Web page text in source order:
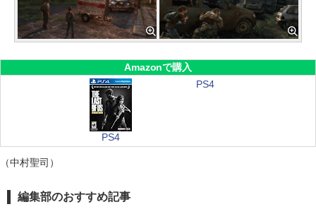
Amazonで購入
PS4
PS4
（中村聖司）
編集部のおすすめ記事